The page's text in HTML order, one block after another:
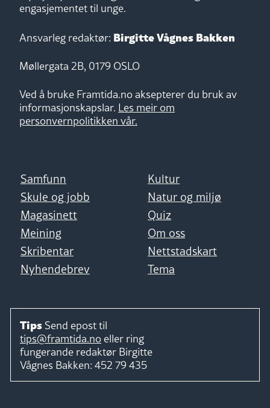
engasjementet til unge.
Ansvarleg redaktør: Birgitte Vågnes Bakken
Møllergata 2B, 0179 OSLO
Ved å bruke Framtida.no aksepterer du bruk av
informasjonskapslar. Les meir om
personvernpolitikken vår.
Samfunn
Kultur
Skule og jobb
Natur og miljø
Magasinett
Quiz
Meining
Om oss
Skribentar
Nettstadskart
Nyhendebrev
Tema
Tips Send epost til
tips@framtida.no eller ring
fungerande redaktør Birgitte
Vågnes Bakken: 452 79 435